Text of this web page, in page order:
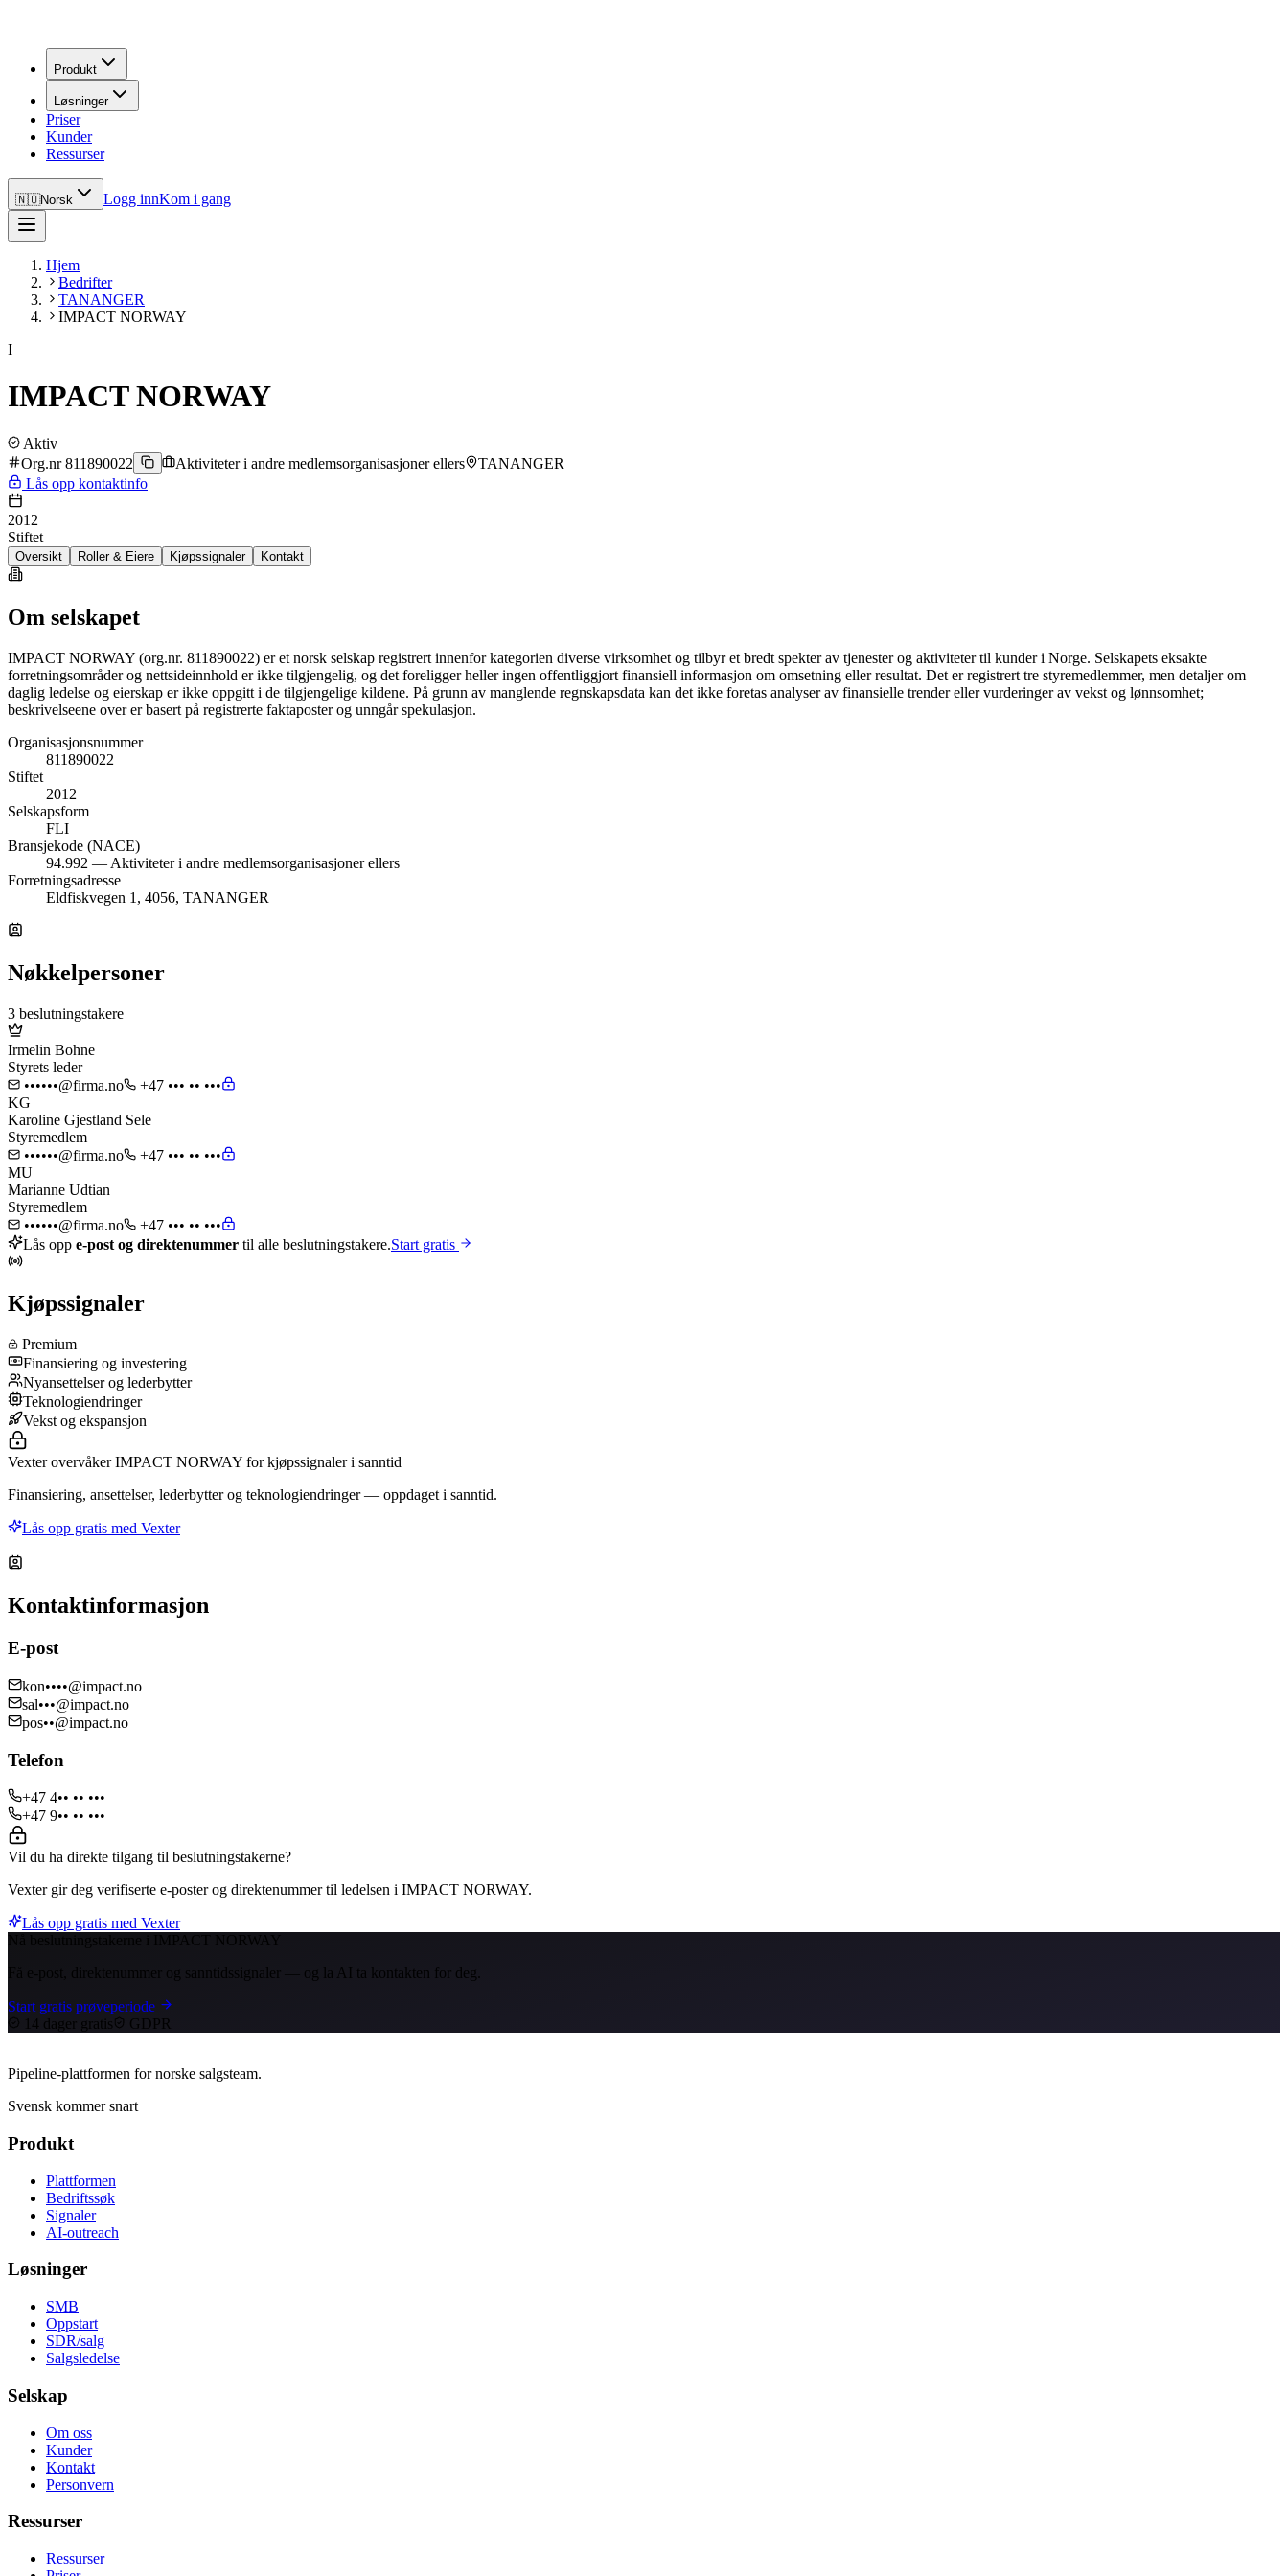
Produkt
Løsninger
Priser
Kunder
Ressurser
🇳🇴Norsk Logg innKom i gang
Hjem
Bedrifter
TANANGER
IMPACT NORWAY
I
IMPACT NORWAY
Aktiv
Org.nr 811890022
Aktiviteter i andre medlemsorganisasjoner ellers
TANANGER
Lås opp kontaktinfo
2012
Stiftet
Oversikt Roller & Eiere Kjøpssignaler Kontakt
Om selskapet
IMPACT NORWAY (org.nr. 811890022) er et norsk selskap registrert innenfor kategorien diverse virksomhet og tilbyr et bredt spekter av tjenester og aktiviteter til kunder i Norge. Selskapets eksakte
forretningsområder og nettsideinnhold er ikke tilgjengelig, og det foreligger heller ingen offentliggjort finansiell informasjon om omsetning eller resultat. Det er registrert tre styremedlemmer, men detaljer om
daglig ledelse og eierskap er ikke oppgitt i de tilgjengelige kildene. På grunn av manglende regnskapsdata kan det ikke foretas analyser av finansielle trender eller vurderinger av vekst og lønnsomhet;
beskrivelseene over er basert på registrerte faktaposter og unngår spekulasjon.
Organisasjonsnummer
811890022
Stiftet
2012
Selskapsform
FLI
Bransjekode (NACE)
94.992 — Aktiviteter i andre medlemsorganisasjoner ellers
Forretningsadresse
Eldfiskvegen 1, 4056, TANANGER
Nøkkelpersoner
3 beslutningstakere
Irmelin Bohne
Styrets leder
••••••@firma.no
+47 ••• •• •••
KG
Karoline Gjestland Sele
Styremedlem
••••••@firma.no
+47 ••• •• •••
MU
Marianne Udtian
Styremedlem
••••••@firma.no
+47 ••• •• •••
Lås opp e-post og direktenummer til alle beslutningstakere.Start gratis
Kjøpssignaler
Premium
Finansiering og investering
Nyansettelser og lederbytter
Teknologiendringer
Vekst og ekspansjon
Vexter overvåker IMPACT NORWAY for kjøpssignaler i sanntid
Finansiering, ansettelser, lederbytter og teknologiendringer — oppdaget i sanntid.
Lås opp gratis med Vexter
Kontaktinformasjon
E-post
kon••••@impact.no
sal•••@impact.no
pos••@impact.no
Telefon
+47 4•• •• •••
+47 9•• •• •••
Vil du ha direkte tilgang til beslutningstakerne?
Vexter gir deg verifiserte e-poster og direktenummer til ledelsen i IMPACT NORWAY.
Lås opp gratis med Vexter
Nå beslutningstakerne i IMPACT NORWAY
Få e-post, direktenummer og sanntidssignaler — og la AI ta kontakten for deg.
Start gratis prøveperiode
14 dager gratis
GDPR
Pipeline-plattformen for norske salgsteam.
Svensk kommer snart
Produkt
Plattformen
Bedriftssøk
Signaler
AI-outreach
Løsninger
SMB
Oppstart
SDR/salg
Salgsledelse
Selskap
Om oss
Kunder
Kontakt
Personvern
Ressurser
Ressurser